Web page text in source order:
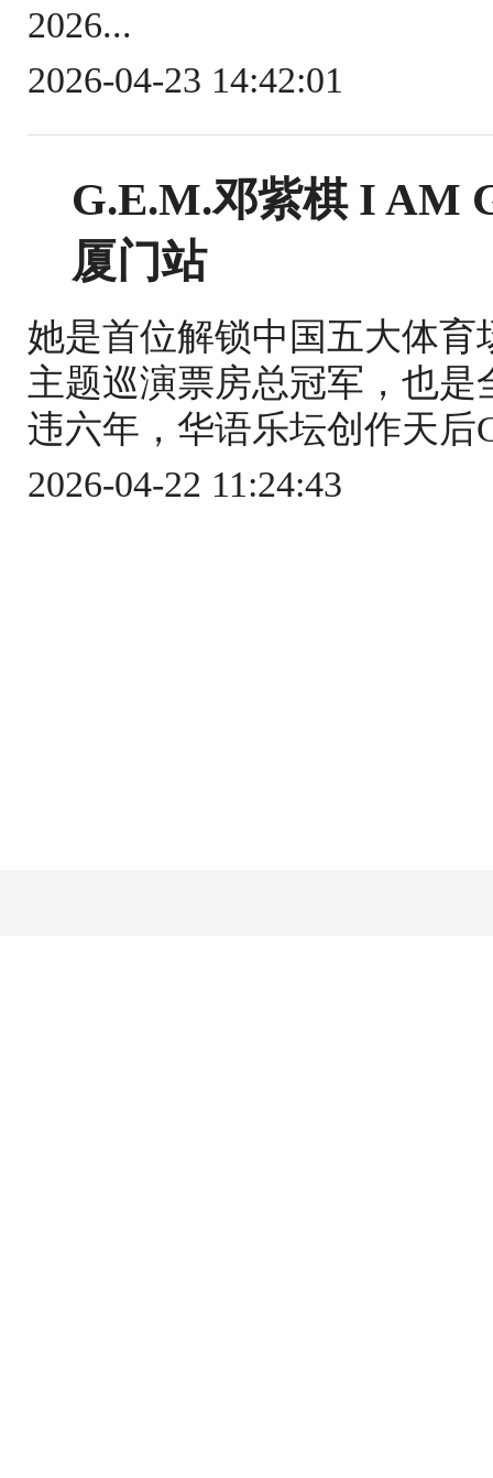
2026...
2026-04-23 14:42:01
G.E.M.邓紫棋 I AM
厦门站
她是首位解锁中国五大体育
主题巡演票房总冠军，也
违六年，华语乐坛创作天
2026-04-22 11:24:43